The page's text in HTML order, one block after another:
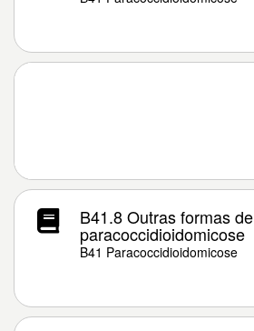
B41.8 Outras formas de
paracoccidioidomicose
B41 Paracoccidioidomicose